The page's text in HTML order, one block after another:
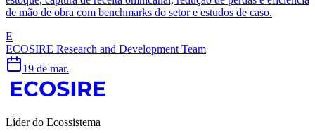
de mão de obra com benchmarks do setor e estudos de caso.
E
ECOSIRE Research and Development Team
19 de mar.
Líder do Ecossistema